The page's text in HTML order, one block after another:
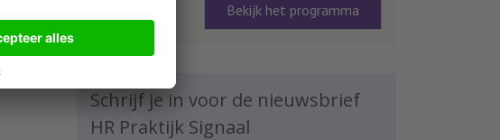
Bekijk het programma
Schrijf je in voor de nieuwsbrief
HR Praktijk Signaal